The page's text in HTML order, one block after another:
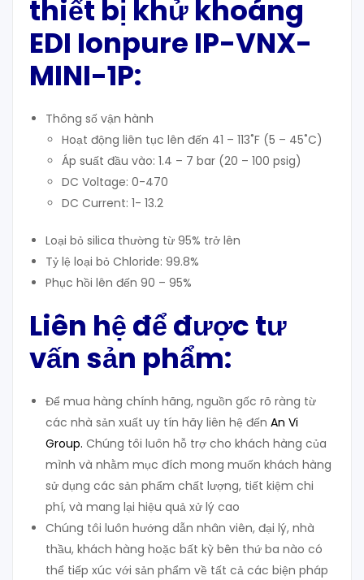
thiết bị khử khoáng
EDI Ionpure IP-VNX-
MINI-1P:
Thông số vận hành
Hoạt động liên tục lên đến 41 – 113˚F (5 – 45˚C)
Áp suất đầu vào: 1.4 – 7 bar (20 – 100 psig)
DC Voltage: 0-470
DC Current: 1- 13.2
Loại bỏ silica thường từ 95% trở lên
Tỷ lệ loại bỏ Chloride: 99.8%
Phục hồi lên đến 90 – 95%
Liên hệ để được tư
vấn sản phẩm:
Để mua hàng chính hãng, nguồn gốc rõ ràng từ
các nhà sản xuất uy tín hãy liên hệ đến An Vi
Group. Chúng tôi luôn hỗ trợ cho khách hàng của
mình và nhằm mục đích mong muốn khách hàng
sử dụng các sản phẩm chất lượng, tiết kiệm chi
phí, và mang lại hiệu quả xử lý cao
Chúng tôi luôn hướng dẫn nhân viên, đại lý, nhà
thầu, khách hàng hoặc bất kỳ bên thứ ba nào có
thể tiếp xúc với sản phẩm về tất cả các biện pháp